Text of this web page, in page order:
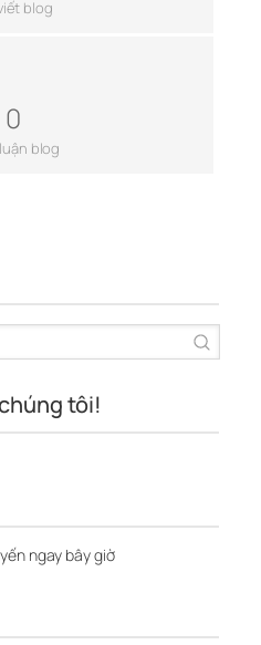
blog
0
blog
tôi!
ngay bây giờ